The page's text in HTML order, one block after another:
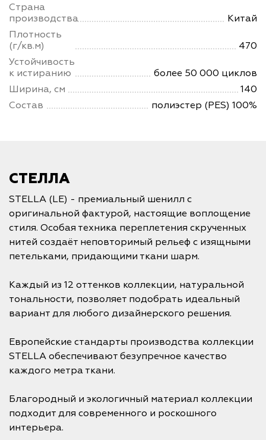
Страна
производства
Китай
Плотность
(г/кв.м)
470
Устойчивость
к истиранию
более 50 000 циклов
Ширина, см
140
Состав
полиэстер (PES) 100%
СТЕЛЛА
STELLA (LE) - премиальный шенилл с
оригинальной фактурой, настоящие воплощение
стиля. Особая техника переплетения скрученных
нитей создаёт неповторимый рельеф с изящными
петельками, придающими ткани шарм.
Каждый из 12 оттенков коллекции, натуральной
тональности, позволяет подобрать идеальный
вариант для любого дизайнерского решения.
Европейские стандарты производства коллекции
STELLA обеспечивают безупречное качество
каждого метра ткани.
Благородный и экологичный материал коллекции
подходит для современного и роскошного
интерьера.